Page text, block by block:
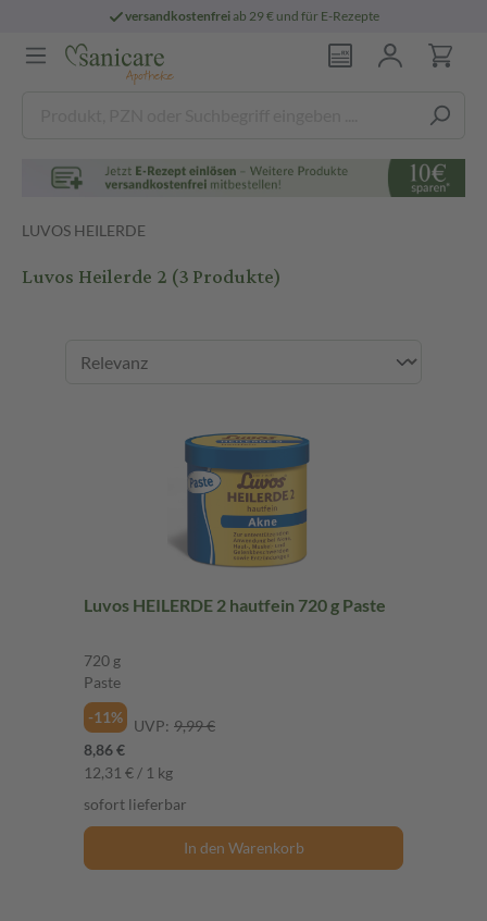
versandkostenfreiab 29 € und für E-Rezepte
LUVOS HEILERDE
Luvos Heilerde 2(3 Produkte)
Luvos HEILERDE 2 hautfein 720 g Paste
720 g
Paste
-11%
UVP: 9,99 €
8,86 €
12,31 € / 1 kg
sofort lieferbar
In den Warenkorb